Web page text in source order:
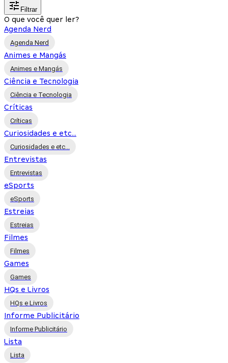
Filtrar
O que você quer ler?
Agenda Nerd
Agenda Nerd
Animes e Mangás
Animes e Mangás
Ciência e Tecnologia
Ciência e Tecnologia
Críticas
Críticas
Curiosidades e etc...
Curiosidades e etc...
Entrevistas
Entrevistas
eSports
eSports
Estreias
Estreias
Filmes
Filmes
Games
Games
HQs e Livros
HQs e Livros
Informe Publicitário
Informe Publicitário
Lista
Lista